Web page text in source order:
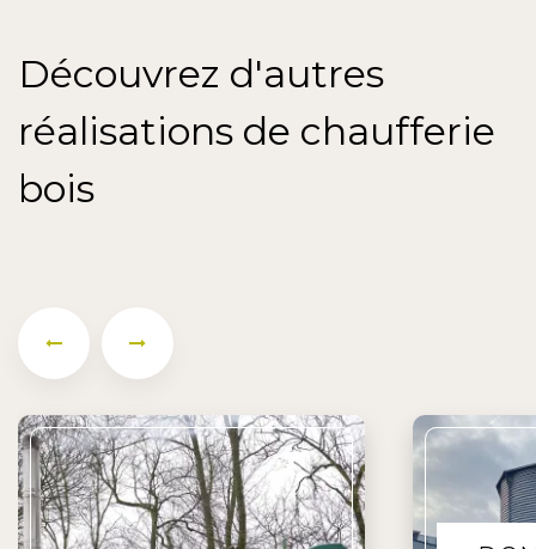
Découvrez d'autres
réalisations de chaufferie
bois